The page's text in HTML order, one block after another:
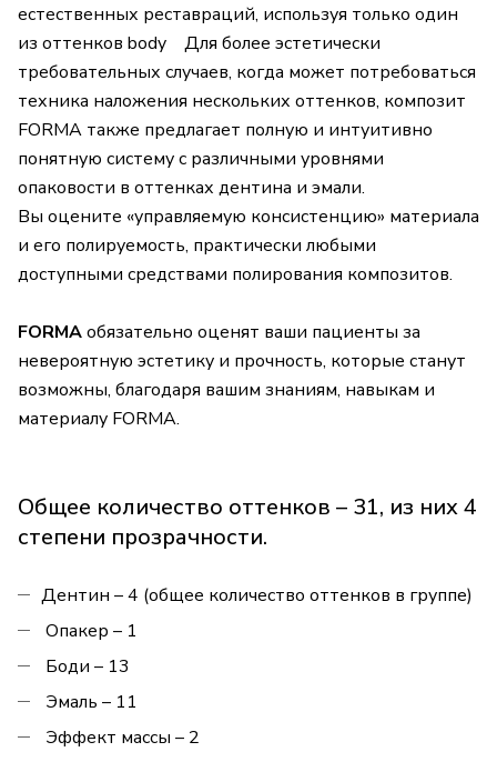
естественных реставраций, используя только один
из оттенков body Для более эстетически
требовательных случаев, когда может потребоваться
техника наложения нескольких оттенков, композит
FORMA также предлагает полную и интуитивно
понятную систему с различными уровнями
опаковости в оттенках дентина и эмали.
Вы оцените «управляемую консистенцию» материала
и его полируемость, практически любыми
доступными средствами полирования композитов.
FORMAобязательно оценят ваши пациенты за
невероятную эстетику и прочность, которые станут
возможны, благодаря вашим знаниям, навыкам и
материалу FORMA.
Общее количество оттенков – 31, из них 4
степени прозрачности.
Дентин – 4 (общее количество оттенков в группе)
Опакер – 1
Боди – 13
Эмаль – 11
Эффект массы – 2